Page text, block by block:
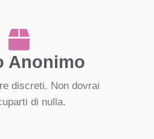
Anonimo
discreti. Non dovrai
di nulla.